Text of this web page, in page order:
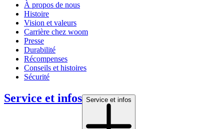
À propos de nous
Histoire
Vision et valeurs
Carrière chez woom
Presse
Durabilité
Récompenses
Conseils et histoires
Sécurité
Service et infos Service et infos